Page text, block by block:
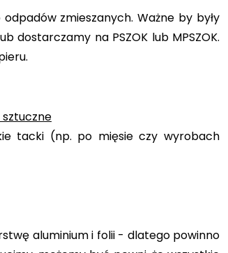
zmieszanych. Ważne by były
na PSZOK lub MPSZOK.
tacki (np. po mięsie czy wyrobach
aluminium i folii - dlatego powinno